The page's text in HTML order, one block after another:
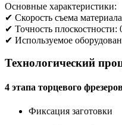
Основные характеристики:
✔ Скорость съема
✔ Точность
✔ Используемое
Технологический
4 этапа торцевого
Фиксация заготовки